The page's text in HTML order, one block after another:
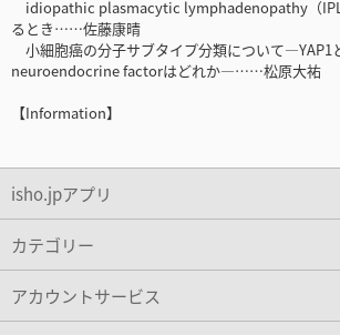
idiopathic plasmacytic lymphadenopathy（
るとき……佐藤康晴
小細胞癌の分子サブタイプ分類について―YAP1
neuroendocrine factorはどれか―……松原大祐
【Information】
isho.jpアプリ
カテゴリー
アカウントサービス